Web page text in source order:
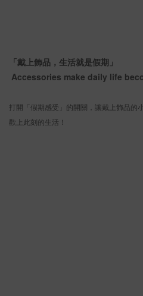
「戴上飾品，生活就是假期」
Accessories make daily life
打開「假期感受」的開關，讓戴上飾品的
歡上此刻的生活！